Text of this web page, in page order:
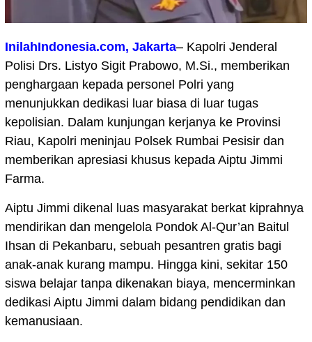
InilahIndonesia.com, Jakarta– Kapolri Jenderal
Polisi Drs. Listyo Sigit Prabowo, M.Si., memberikan
penghargaan kepada personel Polri yang
menunjukkan dedikasi luar biasa di luar tugas
kepolisian. Dalam kunjungan kerjanya ke Provinsi
Riau, Kapolri meninjau Polsek Rumbai Pesisir dan
memberikan apresiasi khusus kepada Aiptu Jimmi
Farma.
Aiptu Jimmi dikenal luas masyarakat berkat kiprahnya
mendirikan dan mengelola Pondok Al-Qur’an Baitul
Ihsan di Pekanbaru, sebuah pesantren gratis bagi
anak-anak kurang mampu. Hingga kini, sekitar 150
siswa belajar tanpa dikenakan biaya, mencerminkan
dedikasi Aiptu Jimmi dalam bidang pendidikan dan
kemanusiaan.